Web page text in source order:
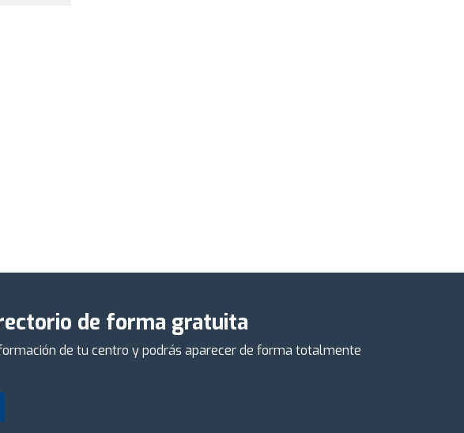
de forma gratuita
de tu centro y podrás aparecer de forma totalmente